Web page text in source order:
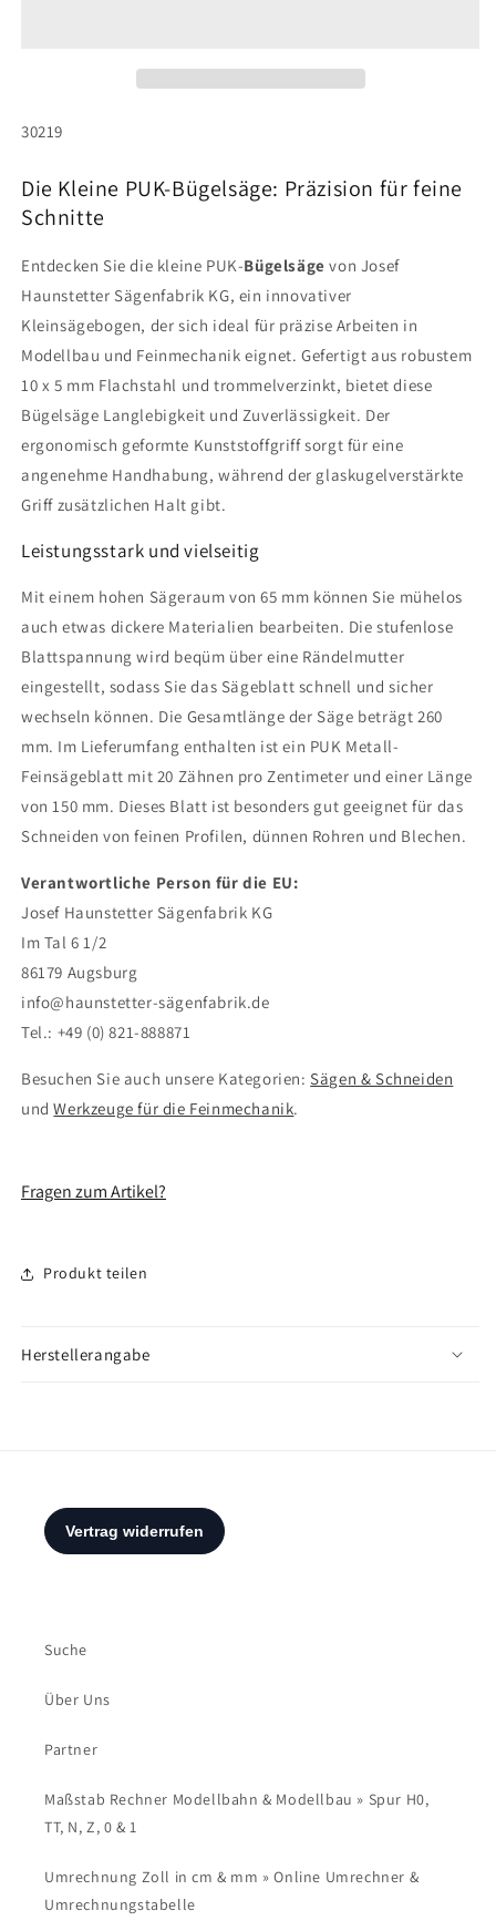
SKU:
30219
Die Kleine PUK-Bügelsäge: Präzision für feine
Schnitte
Entdecken Sie die kleine PUK-Bügelsäge von Josef
Haunstetter Sägenfabrik KG, ein innovativer
Kleinsägebogen, der sich ideal für präzise Arbeiten in
Modellbau und Feinmechanik eignet. Gefertigt aus robustem
10 x 5 mm Flachstahl und trommelverzinkt, bietet diese
Bügelsäge Langlebigkeit und Zuverlässigkeit. Der
ergonomisch geformte Kunststoffgriff sorgt für eine
angenehme Handhabung, während der glaskugelverstärkte
Griff zusätzlichen Halt gibt.
Leistungsstark und vielseitig
Mit einem hohen Sägeraum von 65 mm können Sie mühelos
auch etwas dickere Materialien bearbeiten. Die stufenlose
Blattspannung wird beqüm über eine Rändelmutter
eingestellt, sodass Sie das Sägeblatt schnell und sicher
wechseln können. Die Gesamtlänge der Säge beträgt 260
mm. Im Lieferumfang enthalten ist ein PUK Metall-
Feinsägeblatt mit 20 Zähnen pro Zentimeter und einer Länge
von 150 mm. Dieses Blatt ist besonders gut geeignet für das
Schneiden von feinen Profilen, dünnen Rohren und Blechen.
Verantwortliche Person für die EU:
Josef Haunstetter Sägenfabrik KG
Im Tal 6 1/2
86179 Augsburg
info@haunstetter-sägenfabrik.de
Tel.: +49 (0) 821-888871
Besuchen Sie auch unsere Kategorien:Sägen & Schneiden
undWerkzeuge für die Feinmechanik.
Fragen zum Artikel?
Produkt teilen
Herstellerangabe
Suche
Über Uns
Partner
Maßstab Rechner Modellbahn & Modellbau » Spur H0,
TT, N, Z, 0 & 1
Umrechnung Zoll in cm & mm » Online Umrechner &
Umrechnungstabelle